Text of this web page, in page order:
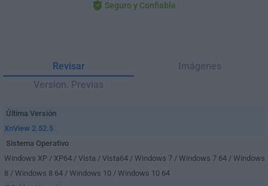
Seguro y Confiable
Revisar
Imágenes
Version. Previas
Última Versión
XnView 2.52.5
Sistema Operativo
Windows XP / XP64 / Vista / Vista64 / Windows 7 / Windows 7 64 / Windows
8 / Windows 8 64 / Windows 10 / Windows 10 64